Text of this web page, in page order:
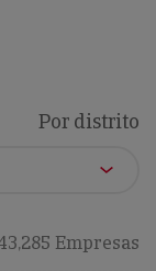
Por distrito
Empresas